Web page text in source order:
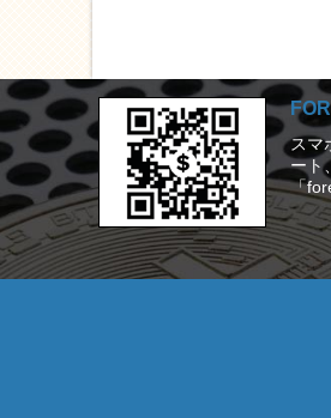
スマ
ート
「